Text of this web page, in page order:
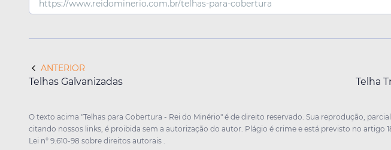
ANTERIOR
Telhas Galvanizadas Telha
O texto acima "Telhas para Cobertura - Rei do Minério" é de direito reservado. Sua reprodução,
citando nossos links, é proibida sem a autorização do autor. Plágio é crime e está previsto no artigo
Lei n° 9.610-98 sobre direitos autorais .